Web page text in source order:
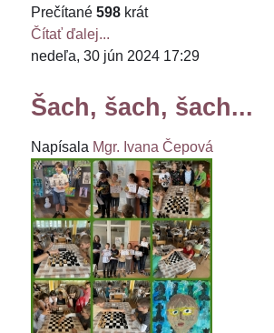
Prečítané 598 krát
Čítať ďalej...
nedeľa, 30 jún 2024 17:29
Šach, šach, šach...
Napísala Mgr. Ivana Čepová